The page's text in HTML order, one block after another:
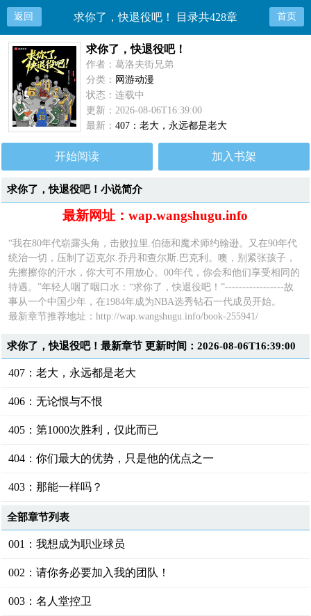
返回 求你了，快退役吧！ 目录共428章 首页
求你了，快退役吧！
作者：葛洛夫街兄弟
分类： 网游动漫
状态：连载中
更新：2026-08-06T16:39:00
最新：407：老大，永远都是老大
开始阅读 加入书架
求你了，快退役吧！小说简介
最新网址：wap.wangshugu.info
“我在80年代崭露头角，击败拉里.伯德和魔术师约翰逊。又在90年代
统治一切，压制了迈克尔.乔丹和查尔斯.巴克利。噢，别紧张孩子，
先擦擦你的汗水，你大可不用放心。00年代，你会和他们享受相同的
待遇。”年轻人咽了咽口水：“求你了，快退役吧！”-----------------故
事从一个中国少年，在1984年成为NBA选秀钻石一代成员开始。
最新章节推荐地址：http://wap.wangshugu.info/book-255941/
求你了，快退役吧！最新章节 更新时间：2026-08-06T16:39:00
407：老大，永远都是老大
406：无论恨与不恨
405：第1000次胜利，仅此而已
404：你们最大的优势，只是他的优点之一
403：那能一样吗？
全部章节列表
001：我想成为职业球员
002：请你务必要加入我的团队！
003：名人堂控卫